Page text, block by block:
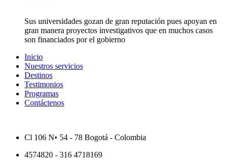
Sus universidades gozan de gran reputación pues apoyan en
gran manera proyectos investigativos que en muchos casos
son financiados por el gobierno
Inicio
Nuestros servicios
Destinos
Testimonios
Programas
Contáctenos
Cl 106 N• 54 - 78 Bogotá - Colombia
4574820 - 316 4718169